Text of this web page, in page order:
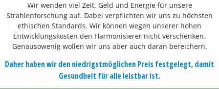
Wir wenden viel Zeit, Geld und Energie für unsere
Strahlenforschung auf. Dabei verpflichten wir uns zu höchsten
ethischen Standards. Wir können wegen unserer hohen
Entwicklungskosten den Harmonisierer nicht verschenken.
Genausowenig wollen wir uns aber auch daran bereichern.
Daher haben wir den niedrigstmöglichen Preis festgelegt, damit
Gesundheit für alle leistbar ist.